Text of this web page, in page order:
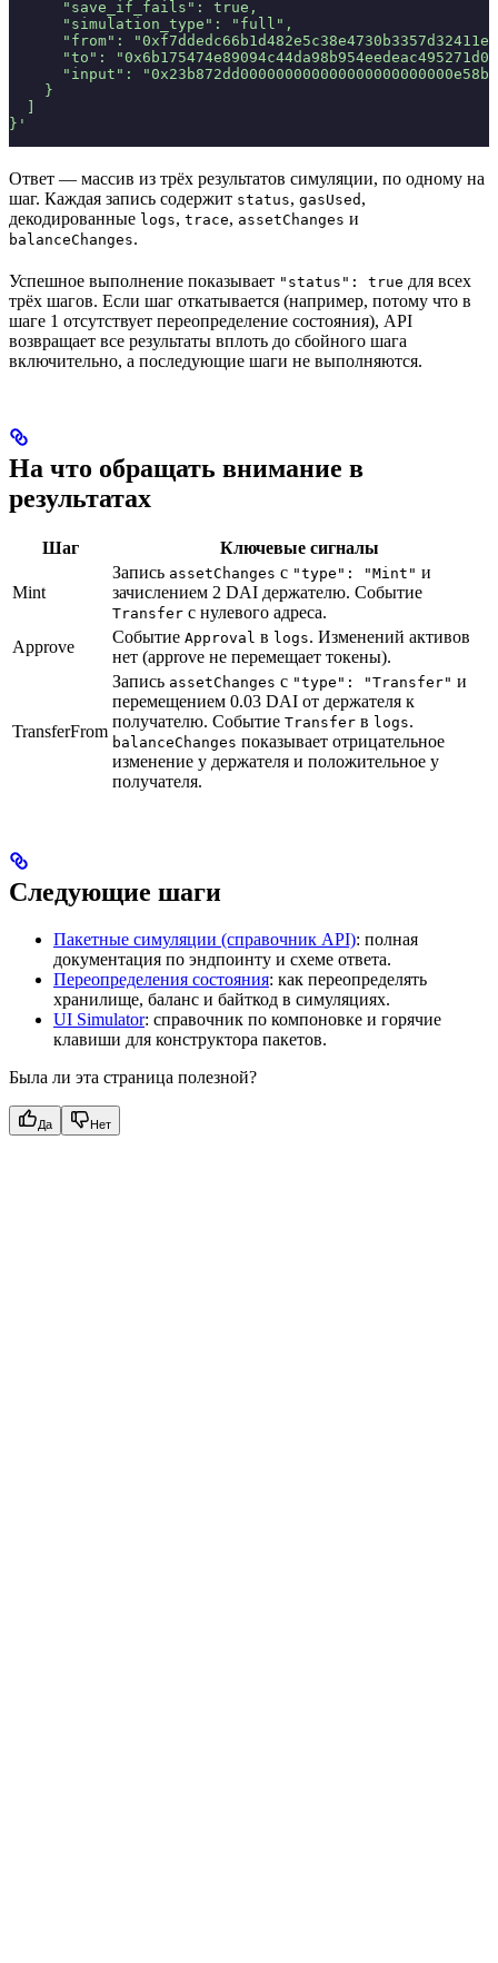
      "save_if_fails": true,
      "simulation_type": "full",
"from":
"to":
"input":
    }
  ]
}'
Ответ — массив из трёх результатов симуляции, по одному на
шаг. Каждая запись содержит status, gasUsed ,
декодированные logs, trace, assetChanges и
balanceChanges.
Успешное выполнение показывает "status": true для всех
трёх шагов. Если шаг откатывается (например, потому что в
шаге 1 отсутствует переопределение состояния), API
возвращает все результаты вплоть до сбойного шага
включительно, а последующие шаги не выполняются.
На что обращать внимание в
результатах
Шаг Ключевые сигналы
Mint
Запись assetChanges с "type": "Mint" и
зачислением 2 DAI держателю. Событие
Transfer с нулевого адреса.
Approve
Событие Approval в logs. Изменений активов
нет (approve не перемещает токены).
TransferFrom
Запись assetChanges с "type": "Transfer" и
перемещением 0.03 DAI от держателя к
получателю. Событие Transfer в logs.
balanceChanges показывает отрицательное
изменение у держателя и положительное у
получателя.
Следующие шаги
Пакетные симуляции (справочник API): полная
документация по эндпоинту и схеме ответа.
Переопределения состояния: как переопределять
хранилище, баланс и байткод в симуляциях.
UI Simulator: справочник по компоновке и горячие
клавиши для конструктора пакетов.
Была ли эта страница полезной?
Да Нет